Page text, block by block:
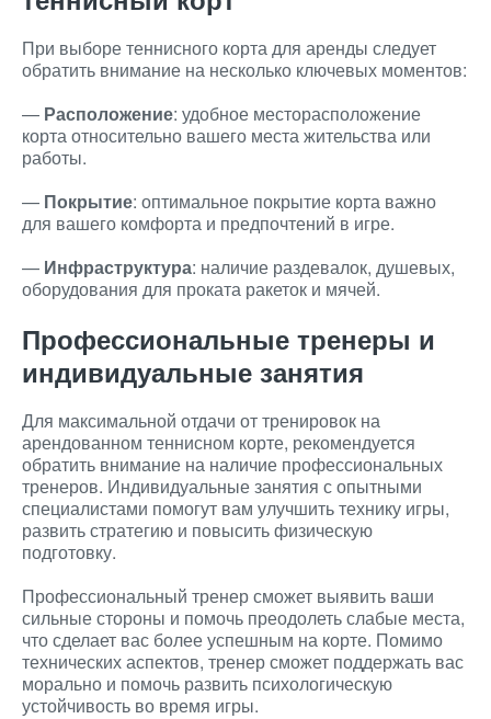
При выборе теннисного корта для аренды следует
обратить внимание на несколько ключевых моментов:
— Расположение: удобное месторасположение
корта относительно вашего места жительства или
работы.
— Покрытие: оптимальное покрытие корта важно
для вашего комфорта и предпочтений в игре.
— Инфраструктура: наличие раздевалок, душевых,
оборудования для проката ракеток и мячей.
Профессиональные тренеры и
индивидуальные занятия
Для максимальной отдачи от тренировок на
арендованном теннисном корте, рекомендуется
обратить внимание на наличие профессиональных
тренеров. Индивидуальные занятия с опытными
специалистами помогут вам улучшить технику игры,
развить стратегию и повысить физическую
подготовку.
Профессиональный тренер сможет выявить ваши
сильные стороны и помочь преодолеть слабые места,
что сделает вас более успешным на корте. Помимо
технических аспектов, тренер сможет поддержать вас
морально и помочь развить психологическую
устойчивость во время игры.